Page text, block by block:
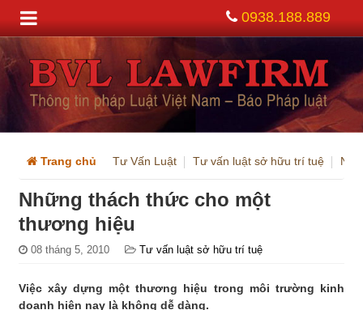
0938.188.889
Trang chủ Tư Vấn Luật Tư vấn luật sở hữu trí tuệ
Những thách thức cho một
thương hiệu
08 tháng 5, 2010 Tư vấn luật sở hữu trí tuệ
Việc xây dựng một thương hiệu trong môi trường kinh
doanh hiện nay là không dễ dàng.